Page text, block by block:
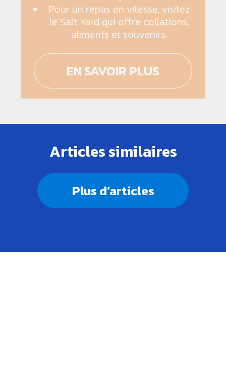
Pour un repas en vitesse, visitez
le Salt Yard qui offre collations,
aliments et souvenirs.
EN SAVOIR PLUS
Articles similaires
Plus d’articles